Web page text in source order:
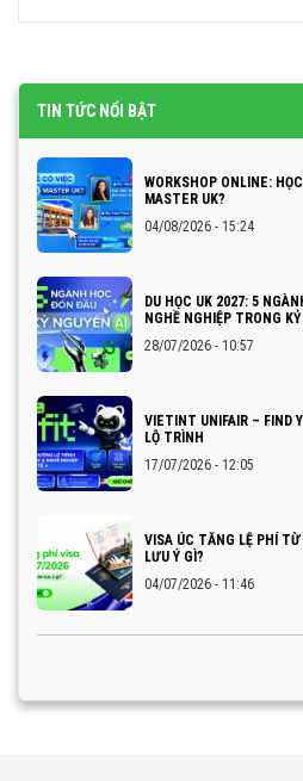
TIN TỨC NỔI BẬT
WORKSHOP ONLINE:
MASTER UK?
04/08/2026 - 15:24
DU HỌC UK 2027: 5
NGHỀ NGHIỆP TRONG
28/07/2026 - 10:57
VIETINT UNIFAIR – FIND
LỘ TRÌNH
17/07/2026 - 12:05
VISA ÚC TĂNG LỆ PHÍ
LƯU Ý GÌ?
04/07/2026 - 11:46